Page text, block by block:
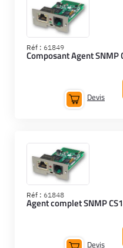
Réf : 61849
Composant Agent SNMP
Devis
Réf : 61848
Agent complet SNMP
Devis